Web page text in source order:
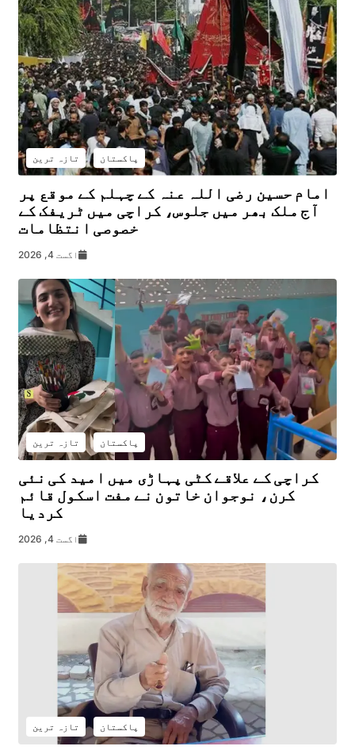
پاکستان تازہ ترین
امام حسین رضی اللہ عنہ کے چہلم کے موقع پر
آج ملک بھر میں جلوس، کراچی میں ٹریفک کے
خصوصی انتظامات
اگست 4, 2026
پاکستان تازہ ترین
کراچی کے علاقے کٹی پہاڑی میں امید کی نئی
کرن، نوجوان خاتون نے مفت اسکول قائم
کردیا
اگست 4, 2026
پاکستان تازہ ترین